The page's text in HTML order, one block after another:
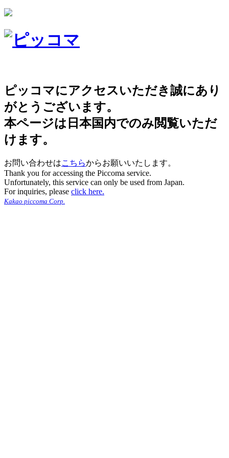
ピッコマにアクセスいただき誠にあり
がとうございます。
本ページは日本国内でのみ閲覧いただ
けます。
お問い合わせはこちらからお願いいたします。
Thank you for accessing the Piccoma service.
Unfortunately, this service can only be used from Japan.
For inquiries, please click here.
Kakao piccoma Corp.